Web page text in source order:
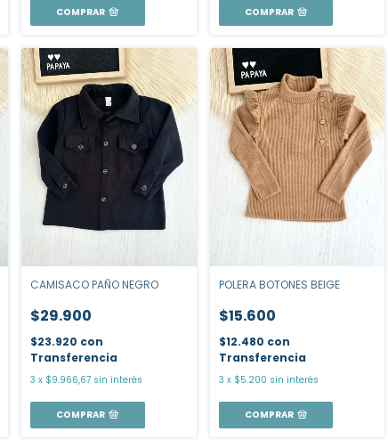
COMPRAR COMPRAR
CAMISACO PAÑO NEGRO
$29.900
$23.920 con
Transferencia
3 x $9.966,67 sin interés
COMPRAR
POLERA BOTONES BEIGE
$15.600
$12.480 con
Transferencia
3 x $5.200 sin interés
COMPRAR